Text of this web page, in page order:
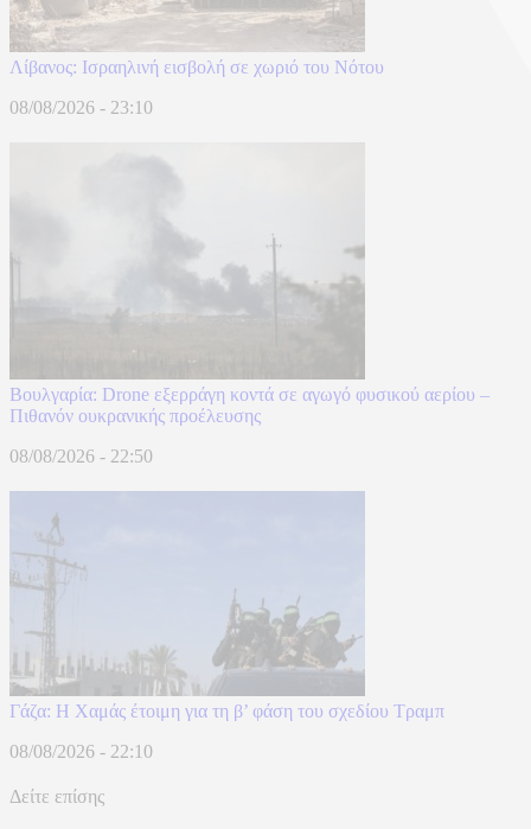
Λίβανος: Ισραηλινή εισβολή σε χωριό του Νότου
08/08/2026 - 23:10
Βουλγαρία: Drone εξερράγη κοντά σε αγωγό φυσικού αερίου –
Πιθανόν ουκρανικής προέλευσης
08/08/2026 - 22:50
Γάζα: Η Χαμάς έτοιμη για τη β’ φάση του σχεδίου Τραμπ
08/08/2026 - 22:10
Δείτε επίσης